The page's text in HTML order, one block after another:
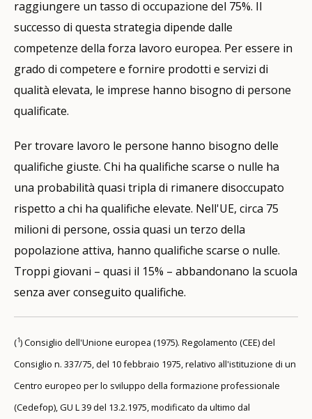
raggiungere un tasso di occupazione del 75%. Il
successo di questa strategia dipende dalle
competenze della forza lavoro europea. Per essere in
grado di competere e fornire prodotti e servizi di
qualità elevata, le imprese hanno bisogno di persone
qualificate.
Per trovare lavoro le persone hanno bisogno delle
qualifiche giuste. Chi ha qualifiche scarse o nulle ha
una probabilità quasi tripla di rimanere disoccupato
rispetto a chi ha qualifiche elevate. Nell'UE, circa 75
milioni di persone, ossia quasi un terzo della
popolazione attiva, hanno qualifiche scarse o nulle.
Troppi giovani – quasi il 15% – abbandonano la scuola
senza aver conseguito qualifiche.
(1) Consiglio dell'Unione europea (1975). Regolamento (CEE) del
Consiglio n. 337/75, del 10 febbraio 1975, relativo all'istituzione di un
Centro europeo per lo sviluppo della formazione professionale
(Cedefop), GU L 39 del 13.2.1975, modificato da ultimo dal